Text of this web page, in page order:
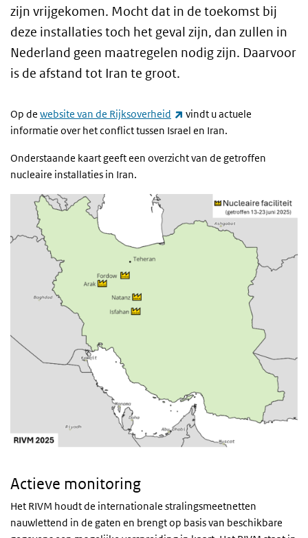
zijn vrijgekomen. Mocht dat in de toekomst bij
deze installaties toch het geval zijn, dan zullen in
Nederland geen maatregelen nodig zijn. Daarvoor
is de afstand tot Iran te groot.
Op de website van de Rijksoverheid (externe link)
vindt u actuele
informatie over het conflict tussen Israel en Iran.
Onderstaande kaart geeft een overzicht van de getroffen
nucleaire installaties in Iran.
Actieve monitoring
Het RIVM houdt de internationale stralingsmeetnetten
nauwlettend in de gaten en brengt op basis van beschikbare